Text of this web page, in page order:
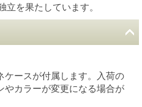
立を果たしています。
ケースが付属します。入荷の
やカラーが変更になる場合が